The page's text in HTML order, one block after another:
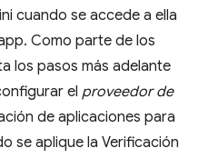
cuando se accede a ella
Como parte de los
los pasos más adelante
el proveedor de
de aplicaciones para
se aplique la Verificación